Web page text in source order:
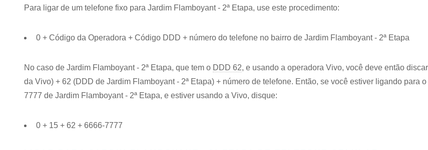
Para ligar de um telefone fixo para Jardim Flamboyant - 2ª Etapa, use este procedimento:
0 + Código da Operadora + Código DDD + número do telefone no bairro de Jardim Flamboyant - 2ª Etapa
No caso de Jardim Flamboyant - 2ª Etapa, que tem o DDD 62, e usando a operadora Vivo, você deve então
da Vivo) + 62 (DDD de Jardim Flamboyant - 2ª Etapa) + número de telefone. Então, se você estiver ligando para
7777 de Jardim Flamboyant - 2ª Etapa, e estiver usando a Vivo, disque:
0 + 15 + 62 + 6666-7777